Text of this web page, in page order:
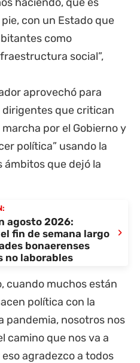
con un Estado que
como
social”,
aprovechó para
que critican
por el Gobierno y
política” usando la
ámbitos que dejó la
agosto 2026:
fin de semana largo
bonaerenses
no laborables
›
cuando muchos están
política con la
pandemia, nosotros nos
camino que nos va a
agradezco a todos